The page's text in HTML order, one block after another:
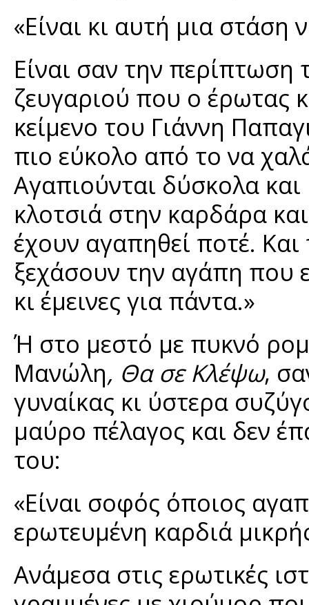
«Είναι κι αυτή μια
Είναι σαν την περίπτωση
ζευγαριού που ο έρωτας
κείμενο του Γιάννη
πιο εύκολο από το να
Αγαπιούνται δύσκολα
κλοτσιά στην καρδάρα
έχουν αγαπηθεί ποτέ.
ξεχάσουν την αγάπη που
κι έμεινες για πάντα.»
Ή στο μεστό με πυκνό
Μανώλη, Θα σε Κλέψω,
γυναίκας κι ύστερα
μαύρο πέλαγος και δεν
του:
«Είναι σοφός όποιος
ερωτευμένη καρδιά
Ανάμεσα στις ερωτικές